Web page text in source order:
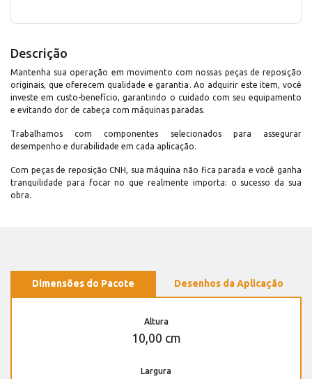
Descrição
Mantenha sua operação em movimento com nossas peças de reposição
originais, que oferecem qualidade e garantia. Ao adquirir este item, você
investe em custo-benefício, garantindo o cuidado com seu equipamento
e evitando dor de cabeça com máquinas paradas.
Trabalhamos com componentes selecionados para assegurar
desempenho e durabilidade em cada aplicação.
Com peças de reposição CNH, sua máquina não fica parada e você ganha
tranquilidade para focar no que realmente importa: o sucesso da sua
obra.
Dimensões do Pacote Desenhos da Aplicação
Altura
10,00 cm
Largura